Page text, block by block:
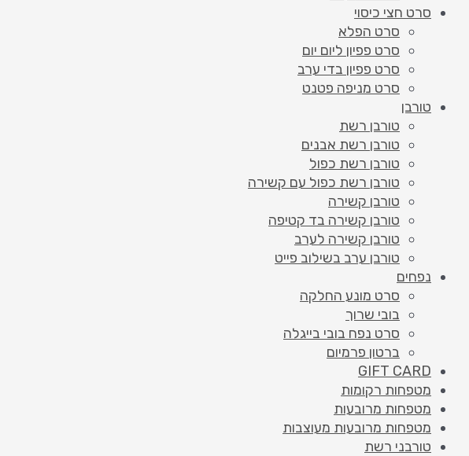
סרט חצי כיסוי
סרט הפלא
סרט פפיון ליום יום
סרט פפיון בדי ערב
סרט מניפה פטנט
טורבן
טורבן רשת
טורבן רשת אבנים
טורבן רשת כפול
טורבן רשת כפול עם קשירה
טורבן קשירה
טורבן קשירה בד קטיפה
טורבן קשירה לערב
טורבן ערב בשילוב פייט
נפחים
סרט מונע החלקה
בובי שרוך
סרט נפח בובי בייגלה
ברטון פרמיום
GIFT CARD
מטפחות רקומות
מטפחות מרובעות
מטפחות מרובעות מעוצבות
טורבני רשת